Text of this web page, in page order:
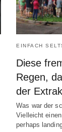
EINFACH
Diese
Regen,
der
Was war der
Vielleicht
perhaps